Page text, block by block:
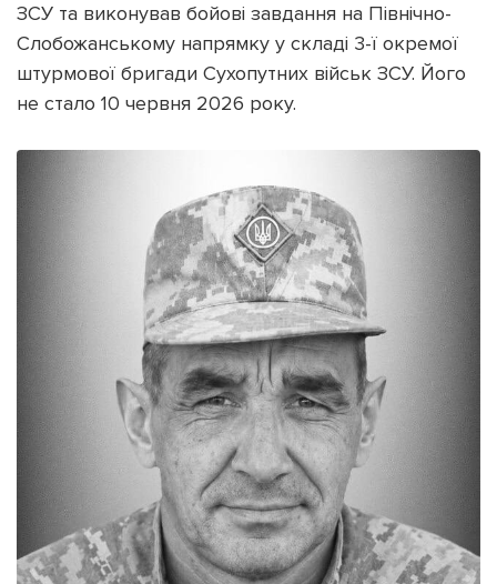
ЗСУ та виконував бойові завдання на Північно-
Слобожанському напрямку у складі 3-ї окремої
штурмової бригади Сухопутних військ ЗСУ. Його
не стало 10 червня 2026 року.